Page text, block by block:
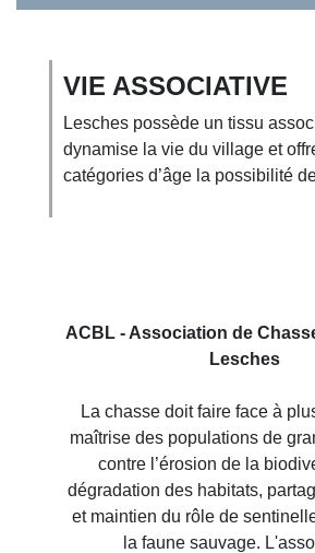
VIE ASSOCIATIVE
Lesches possède un tissu
dynamise la vie du village et
catégories d’âge la possibilité
ACBL - Association de
Lesches
La chasse doit faire face à
maîtrise des populations de
contre l’érosion de la
dégradation des habitats,
et maintien du rôle de
la faune sauvage.